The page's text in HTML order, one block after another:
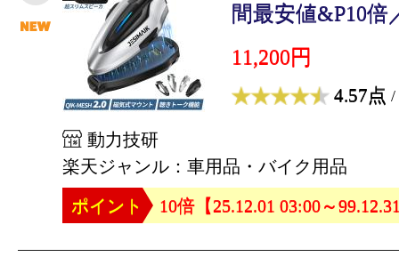
間最安値&P10倍
11,200円
4.57点 /
動力技研
楽天ジャンル：車用品・バイク用品
ポイント
10倍【25.12.01 03:00～